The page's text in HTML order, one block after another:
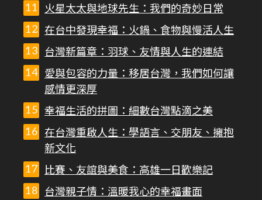
火星太太與地球先生：我們的奇妙日常
在台中發現幸福：火鍋、食物與慢活人生
台灣新篇章：羽球、友情與人生的連結
愛與包容的力量：移居台灣，我們如何讓
感情更深厚
幸福生活的拼圖：細數台灣點滴之美
在台灣重啟人生：學語言、交朋友、擁抱
新文化
比賽、友誼與美食：高雄一日歡樂記
台灣親子情：溫暖我心的幸福畫面